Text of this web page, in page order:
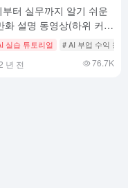
부터 실무까지 알기 쉬운
화 설명 동영상(하위 커미
널 챕터)
실습 튜토리얼 # AI 부업 수익 창
년 전 76.7K